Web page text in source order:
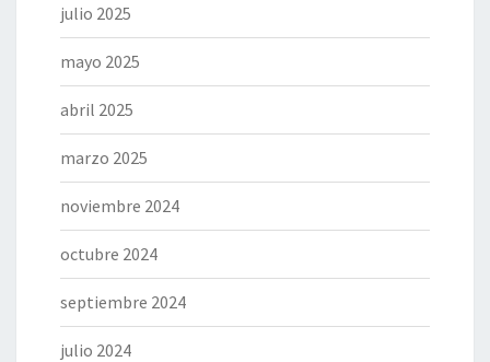
julio 2025
mayo 2025
abril 2025
marzo 2025
noviembre 2024
octubre 2024
septiembre 2024
julio 2024